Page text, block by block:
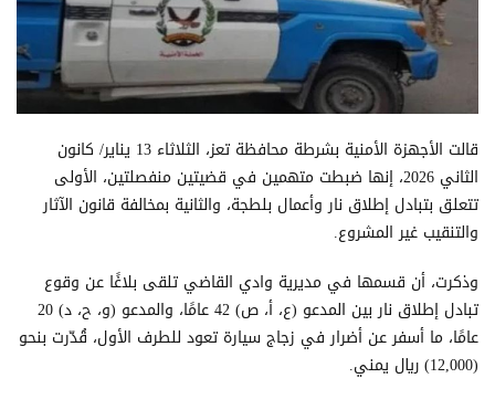
قالت الأجهزة الأمنية بشرطة محافظة تعز، الثلاثاء 13 يناير/ كانون
الثاني 2026، إنها ضبطت متهمين في قضيتين منفصلتين، الأولى
تتعلق بتبادل إطلاق نار وأعمال بلطجة، والثانية بمخالفة قانون الآثار
والتنقيب غير المشروع.
وذكرت، أن قسمها في مديرية وادي القاضي تلقى بلاغًا عن وقوع
تبادل إطلاق نار بين المدعو (ع، أ، ص) 42 عامًا، والمدعو (و، ح، د) 20
عامًا، ما أسفر عن أضرار في زجاج سيارة تعود للطرف الأول، قُدّرت بنحو
(12,000) ريال يمني.